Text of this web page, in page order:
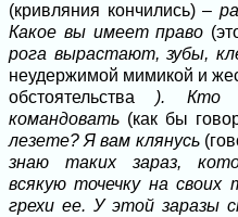
(кривляния кончились) –
Какое вы имеет право
рога вырастают, зубы,
неудержимой мимикой и
обстоятельства ). Кто
командовать (как бы
лезете? Я вам клянусь
знаю таких зараз,
всякую точечку на
грехи ее. У этой заразы